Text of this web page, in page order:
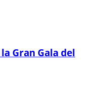
Gran Gala del